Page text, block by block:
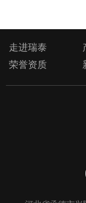
走进瑞泰
荣誉资质